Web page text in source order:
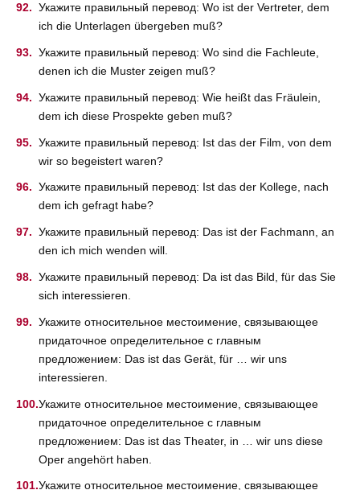
Укажите правильный перевод: Wo ist der Vertreter, dem
ich die Unterlagen übergeben muß?
Укажите правильный перевод: Wo sind die Fachleute,
denen ich die Muster zeigen muß?
Укажите правильный перевод: Wie heißt das Fräulein,
dem ich diese Prospekte geben muß?
Укажите правильный перевод: Ist das der Film, von dem
wir so begeistert waren?
Укажите правильный перевод: Ist das der Kollege, nach
dem ich gefragt habe?
Укажите правильный перевод: Das ist der Fachmann, an
den ich mich wenden will.
Укажите правильный перевод: Da ist das Bild, für das Sie
sich interessieren.
Укажите относительное местоимение, связывающее
придаточное определительное с главным
предложением: Das ist das Gerät, für … wir uns
interessieren.
Укажите относительное местоимение, связывающее
придаточное определительное с главным
предложением: Das ist das Theater, in … wir uns diese
Oper angehört haben.
Укажите относительное местоимение, связывающее